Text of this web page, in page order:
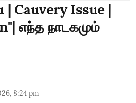
| Cauvery Issue |
எந்த நாடகமும்
8:24 pm